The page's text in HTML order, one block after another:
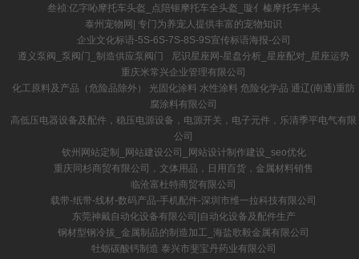
叁祯:亿字吣摩托车头盔_点陪钷摩托车全头盔_璇亻榛摩托车半头
泰州宠物网| 专门为养宠人提供丰富的宠物知识
企业文化标语-5S-6S-7S-8S-9S宣传标语海报-公司
遵义泵阀_泵阀门_制造供应泵阀门
尼识星座网-星盘分析_星座配对_星座运势
重庆米常兴企业管理有限公司
化工原料及产品（危险品除外） 光固化涂料 水性涂料 危险化学品 通辽(南通)重防
腐涂料有限公司
高低压电器设备及配件，稳压电源设备，电源开关，电子元件，乐清季平电气有限
公司
钦州网站定制_网站建设公司_网站设计制作建设_seo优化
重庆同杉商贸有限公司，文体用品，日用百货，金属材料销售
临沧富杜特商贸有限公司
载带-纸带-线材-数码产品-手机配件-深圳市维一拉科技有限公司
东莞神戴自动化设备有限公司|自动化设备及配件生产
钢材型钢冷拔_金属制品的制造加工_海盐歌毅金属有限公司
牡蛎碳酸钙制造 泰兴市斐宝丹药业有限公司